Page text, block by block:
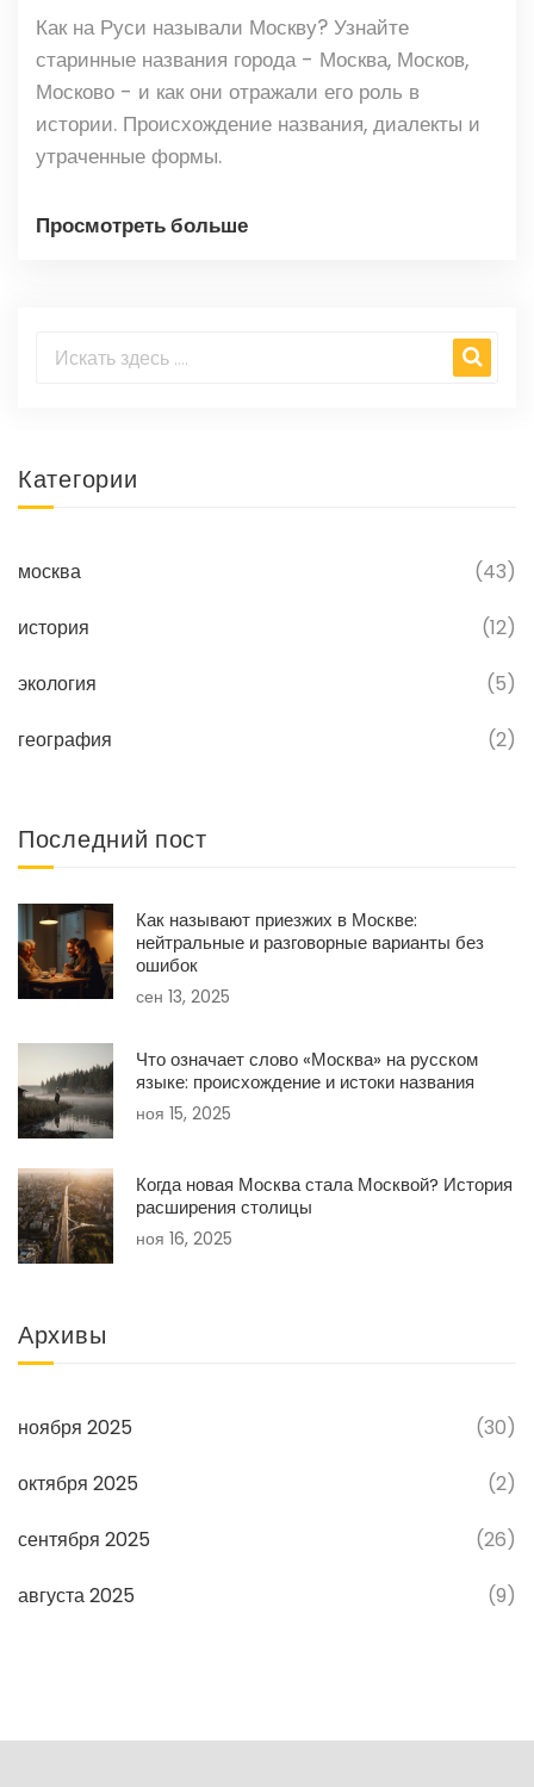
Как на Руси называли Москву? Узнайте
старинные названия города - Москва, Москов,
Москово - и как они отражали его роль в
истории. Происхождение названия, диалекты и
утраченные формы.
Просмотреть больше
Категории
москва (43)
история (12)
экология (5)
география (2)
Последний пост
Как называют приезжих в Москве:
нейтральные и разговорные варианты без
ошибок
сен 13, 2025
Что означает слово «Москва» на русском
языке: происхождение и истоки названия
ноя 15, 2025
Когда новая Москва стала Москвой? История
расширения столицы
ноя 16, 2025
Архивы
ноября 2025 (30)
октября 2025 (2)
сентября 2025 (26)
августа 2025 (9)